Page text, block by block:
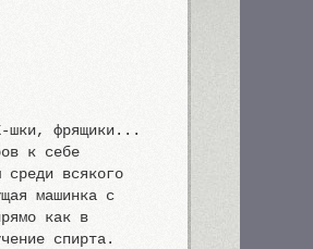
шки, фрящики...
к себе
всякого
машинка с
как в
спирта.